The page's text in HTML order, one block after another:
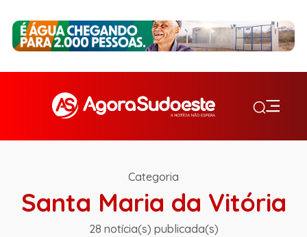
Categoria
Santa Maria da Vitória
28 notícia(s) publicada(s)